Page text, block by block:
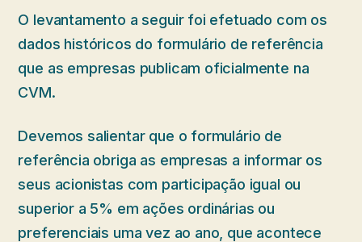
O levantamento a seguir foi efetuado com os
dados históricos do formulário de referência
que as empresas publicam oficialmente na
CVM.
Devemos salientar que o formulário de
referência obriga as empresas a informar os
seus acionistas com participação igual ou
superior a 5% em ações ordinárias ou
preferenciais uma vez ao ano, que acontece